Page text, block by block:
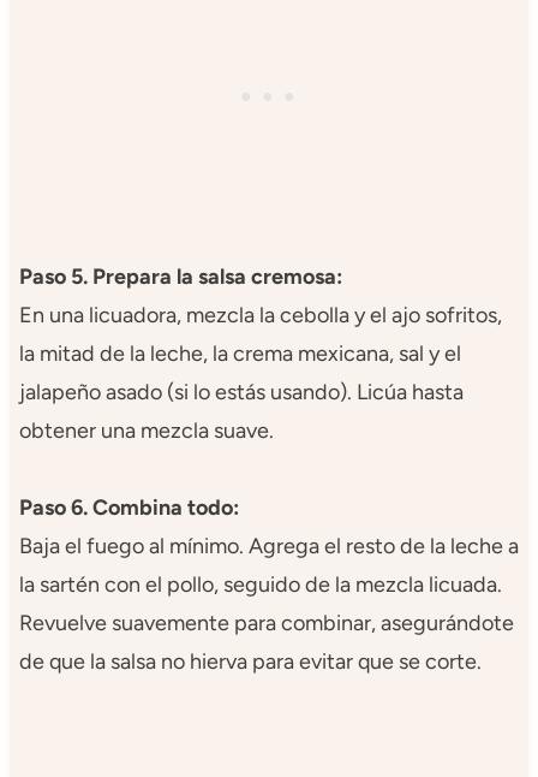
Paso 5. Prepara la salsa cremosa:
En una licuadora, mezcla la cebolla y el ajo sofritos,
la mitad de la leche, la crema mexicana, sal y el
jalapeño asado (si lo estás usando). Licúa hasta
obtener una mezcla suave.
Paso 6. Combina todo:
Baja el fuego al mínimo. Agrega el resto de la leche a
la sartén con el pollo, seguido de la mezcla licuada.
Revuelve suavemente para combinar, asegurándote
de que la salsa no hierva para evitar que se corte.